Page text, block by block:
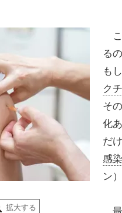
拡大する
こ
る
も
ク
そ
化
だ
感
ン